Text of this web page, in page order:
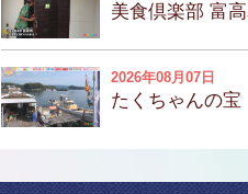
美食倶楽部 富
2026年08月07日
たくちゃんの宝